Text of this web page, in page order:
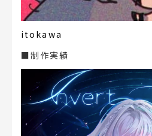
itokawa
■制作実績